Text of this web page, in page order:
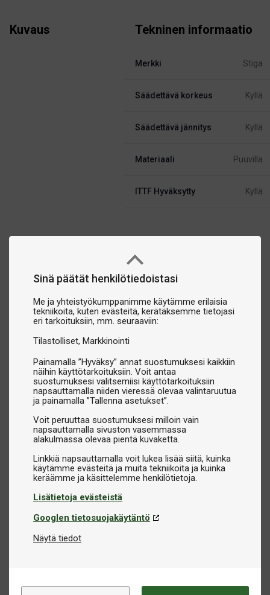
Sinä päätät henkilötiedoistasi
Me ja yhteistyökumppanimme käytämme erilaisia
tekniikoita, kuten evästeitä, kerätäksemme tietojasi
eri tarkoituksiin, mm. seuraaviin:
Tilastolliset Markkinointi
Painamalla ”Hyväksy” annat suostumuksesi kaikkiin
näihin käyttötarkoituksiin. Voit antaa
suostumuksesi valitsemiisi käyttötarkoituksiin
napsauttamalla niiden vieressä olevaa valintaruutua
ja painamalla ”Tallenna asetukset”.
Voit peruuttaa suostumuksesi milloin vain
napsauttamalla sivuston vasemmassa
alakulmassa olevaa pientä kuvaketta.
Linkkiä napsauttamalla voit lukea lisää siitä, kuinka
käytämme evästeitä ja muita tekniikoita ja kuinka
Lisätietoja evästeistä
Googlen tietosuojakäytäntö
Näytä tiedot
Kuvaus Tekninen informaatio
Merkki Stiga
Säädettävä korkeus Kyllä
Säädettävä jännitys Kyllä
Materiaali Puuvilla
ITTF Hyväksytty Kyllä